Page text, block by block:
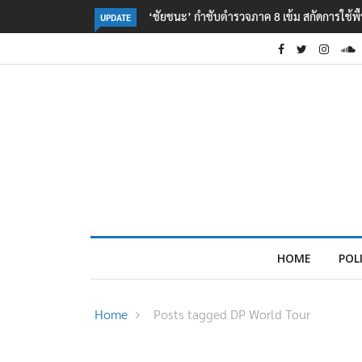
UPDATE ‘ชัยชนะ’ กำชับตำรวจภาค 8 เข้ม สกัดการใ
HOME
Home Posts tagged DP World Tour